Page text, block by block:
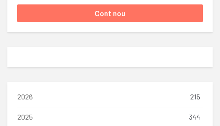
2026 215
2025 344